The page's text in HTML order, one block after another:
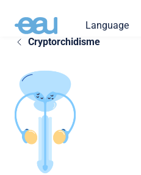
Language
Cryptorchidisme